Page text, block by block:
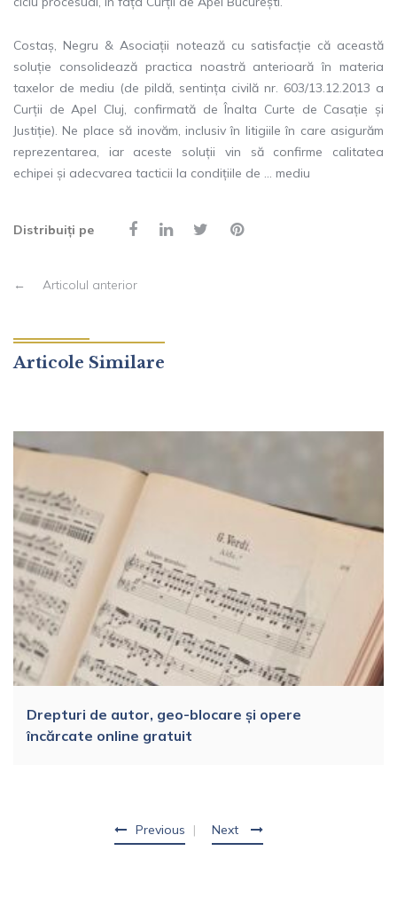
Costaș, Negru & Asociații notează cu satisfacție că această
soluție consolidează practica noastră anterioară în materia
taxelor de mediu (de pildă, sentința civilă nr. 603/13.12.2013 a
Curții de Apel Cluj, confirmată de Înalta Curte de Casație și
Justiție). Ne place să inovăm, inclusiv în litigiile în care asigurăm
reprezentarea, iar aceste soluții vin să confirme calitatea
echipei și adecvarea tacticii la condițiile de … mediu
Distribuiți pe
← Articolul anterior
Previous
Articole Similare
Drepturi de autor, geo-blocare și opere
încărcate online gratuit
Next